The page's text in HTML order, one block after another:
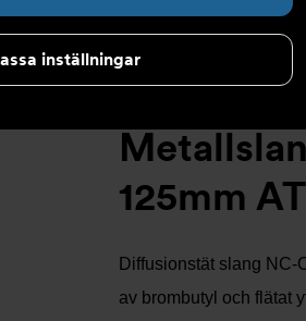
inställningar
125mm
Diffusionstät slang NC-
av brombutyl och flätat